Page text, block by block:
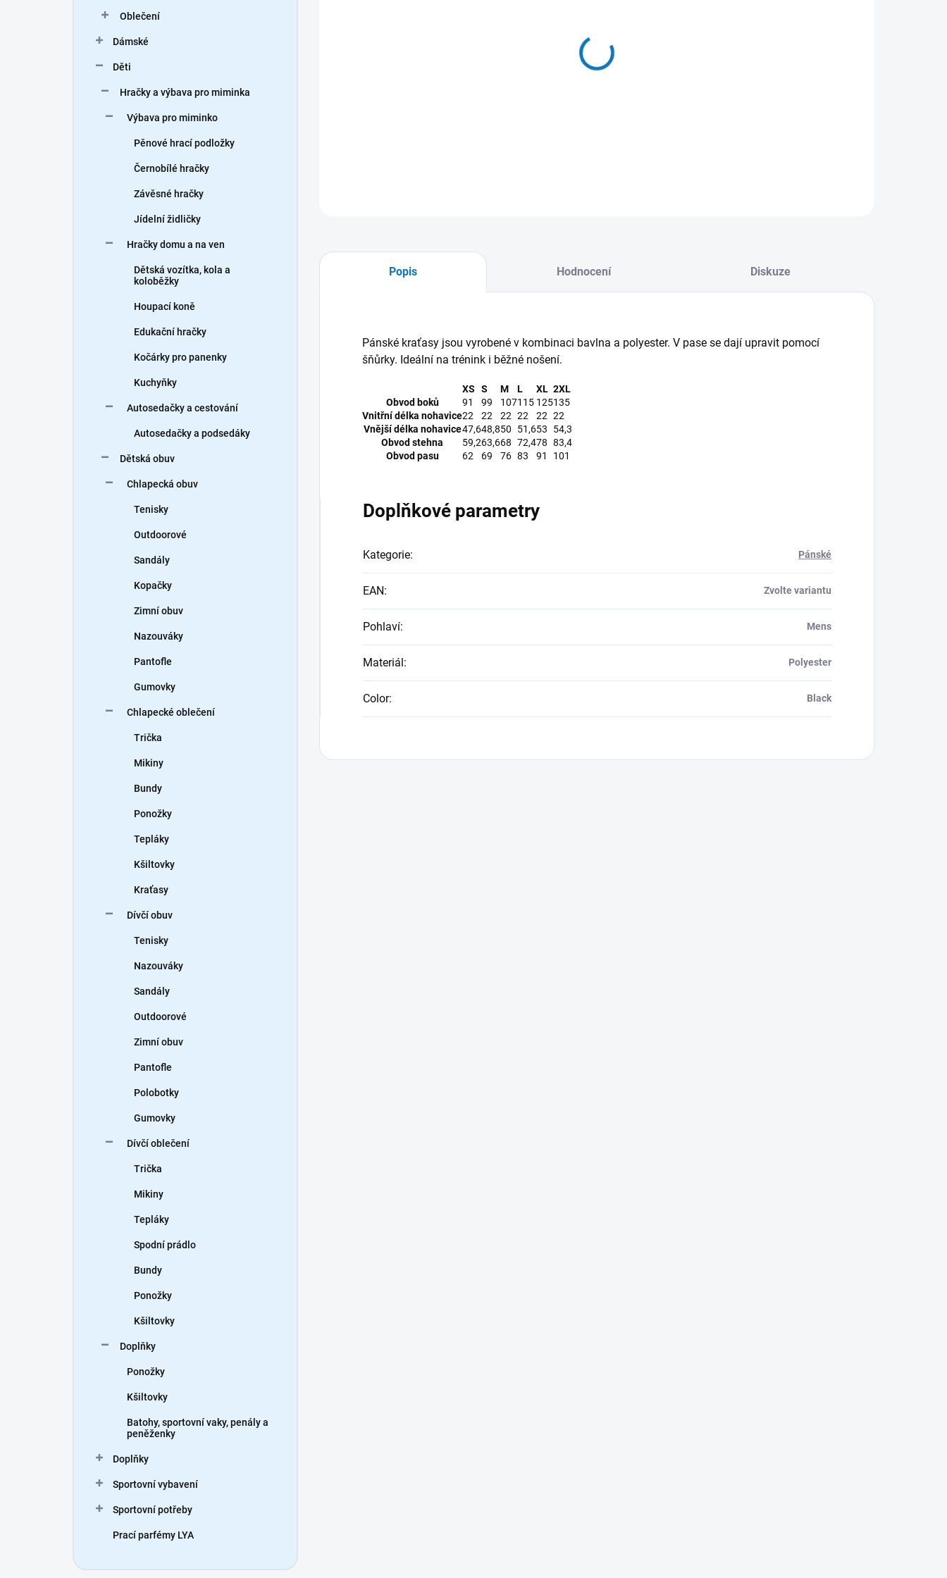
Oblečení
Dámské
Děti
Hračky a výbava pro miminka
Výbava pro miminko
Pěnové hrací podložky
Černobílé hračky
Závěsné hračky
Jídelní židličky
Hračky domu a na ven
Dětská vozítka, kola a
koloběžky
Houpací koně
Edukační hračky
Kočárky pro panenky
Kuchyňky
Autosedačky a cestování
Autosedačky a podsedáky
Dětská obuv
Chlapecká obuv
Tenisky
Outdoorové
Sandály
Kopačky
Zimní obuv
Nazouváky
Pantofle
Gumovky
Chlapecké oblečení
Trička
Mikiny
Bundy
Ponožky
Tepláky
Kšiltovky
Kraťasy
Dívčí obuv
Tenisky
Nazouváky
Sandály
Outdoorové
Zimní obuv
Pantofle
Polobotky
Gumovky
Dívčí oblečení
Trička
Mikiny
Tepláky
Spodní prádlo
Bundy
Ponožky
Kšiltovky
Doplňky
Ponožky
Kšiltovky
Batohy, sportovní vaky, penály a
peněženky
Doplňky
Sportovní vybavení
Sportovní potřeby
Prací parfémy LYA
ZVOLTE VARIANTU
Popis Hodnocení Diskuze
Pánské kraťasy jsou vyrobené v kombinaci bavlna a polyester. V pase se dají upravit pomocí
šňůrky. Ideální na trénink i běžné nošení.
XS S M L XL 2XL
Obvod boků
91 99 107115 125135
Vnitřní délka nohavice22 22 22 22 22 22
Vnější délka nohavice47,648,850 51,653
54,3
Obvod stehna
59,263,668 72,478 83,4
Obvod pasu
62 69 76 83 91 101
Doplňkové parametry
Kategorie: Pánské
EAN: Zvolte variantu
Pohlaví: Mens
Materiál: Polyester
Color: Black